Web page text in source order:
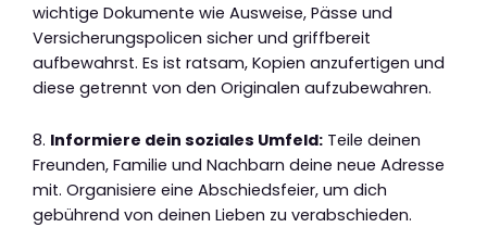
wichtige Dokumente wie Ausweise, Pässe und
Versicherungspolicen sicher und griffbereit
aufbewahrst. Es ist ratsam, Kopien anzufertigen und
diese getrennt von den Originalen aufzubewahren.
8. Informiere dein soziales Umfeld: Teile deinen
Freunden, Familie und Nachbarn deine neue Adresse
mit. Organisiere eine Abschiedsfeier, um dich
gebührend von deinen Lieben zu verabschieden.